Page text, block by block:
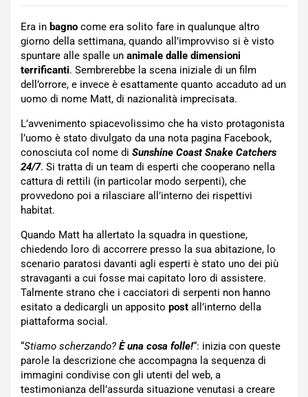
Era in bagno come era solito fare in qualunque altro
giorno della settimana, quando all’improvviso si è visto
spuntare alle spalle un animale dalle dimensioni
terrificanti. Sembrerebbe la scena iniziale di un film
dell’orrore, e invece è esattamente quanto accaduto ad un
uomo di nome Matt, di nazionalità imprecisata.
L’avvenimento spiacevolissimo che ha visto protagonista
l’uomo è stato divulgato da una nota pagina Facebook,
conosciuta col nome di Sunshine Coast Snake Catchers
24/7. Si tratta di un team di esperti che cooperano nella
cattura di rettili (in particolar modo serpenti), che
provvedono poi a rilasciare all’interno dei rispettivi
habitat.
Quando Matt ha allertato la squadra in questione,
chiedendo loro di accorrere presso la sua abitazione, lo
scenario paratosi davanti agli esperti è stato uno dei più
stravaganti a cui fosse mai capitato loro di assistere.
Talmente strano che i cacciatori di serpenti non hanno
esitato a dedicargli un apposito post all’interno della
piattaforma social.
“Stiamo scherzando? È una cosa folle!“: inizia con queste
parole la descrizione che accompagna la sequenza di
immagini condivise con gli utenti del web, a
testimonianza dell’assurda situazione venutasi a creare